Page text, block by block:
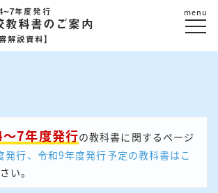
年度発行
教科書のご案内
解説資料】
menu
7年度発行の教科書に関するページ
発行、令和9年度発行予定の教科書はこ
い。